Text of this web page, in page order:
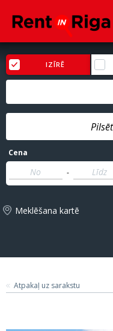
IZĪRĒ
Cena
-
Meklēšana kartē
Atpakaļ uz sarakstu